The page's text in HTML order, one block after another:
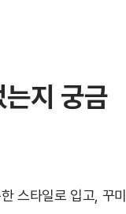
지 궁금
스타일로 입고, 꾸미